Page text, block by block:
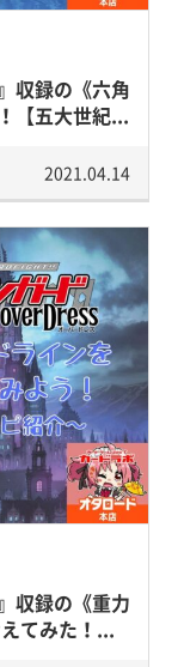
収録の《六角
【五大世紀...
2021.04.14
収録の《重力
てみた！...